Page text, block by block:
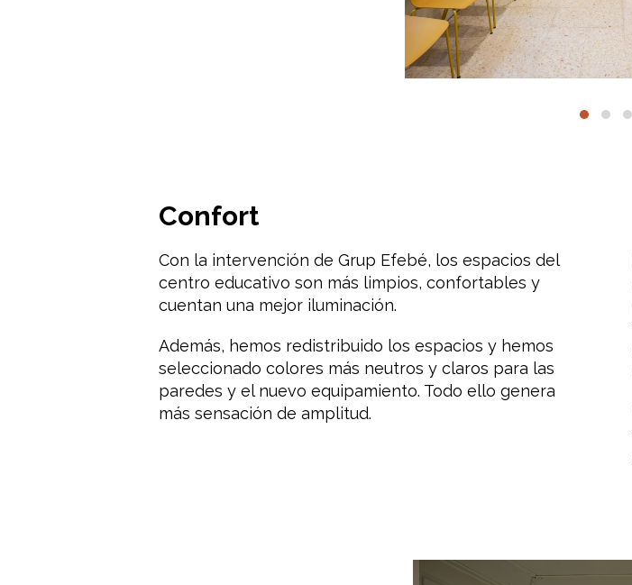
Confort
Con la intervención de Grup Efebé, los espacios del
centro educativo son más limpios, confortables y
cuentan una mejor iluminación.
Además, hemos redistribuido los espacios y hemos
seleccionado colores más neutros y claros para las
paredes y el nuevo equipamiento. Todo ello genera
más sensación de amplitud.